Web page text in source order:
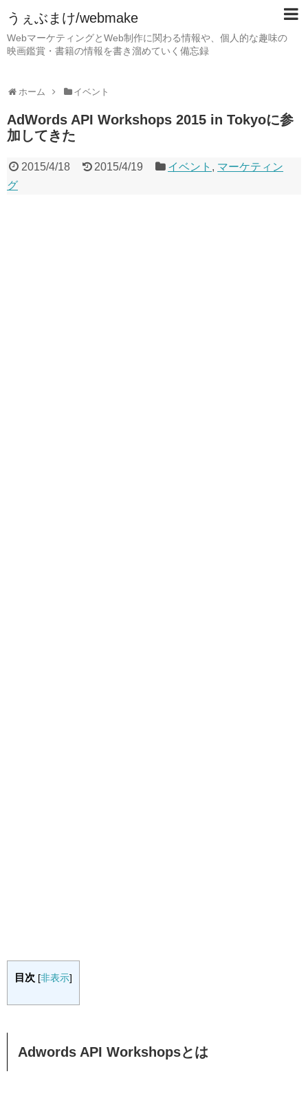
うぇぶまけ/webmake
WebマーケティングとWeb制作に関わる情報や、個人的な趣味の
映画鑑賞・書籍の情報を書き溜めていく備忘録
ホーム イベント
AdWords API Workshops 2015 in Tokyoに参
加してきた
2015/4/18 2015/4/19 イベント , マーケティン
グ
目次 [非表示]
Adwords API Workshopsとは